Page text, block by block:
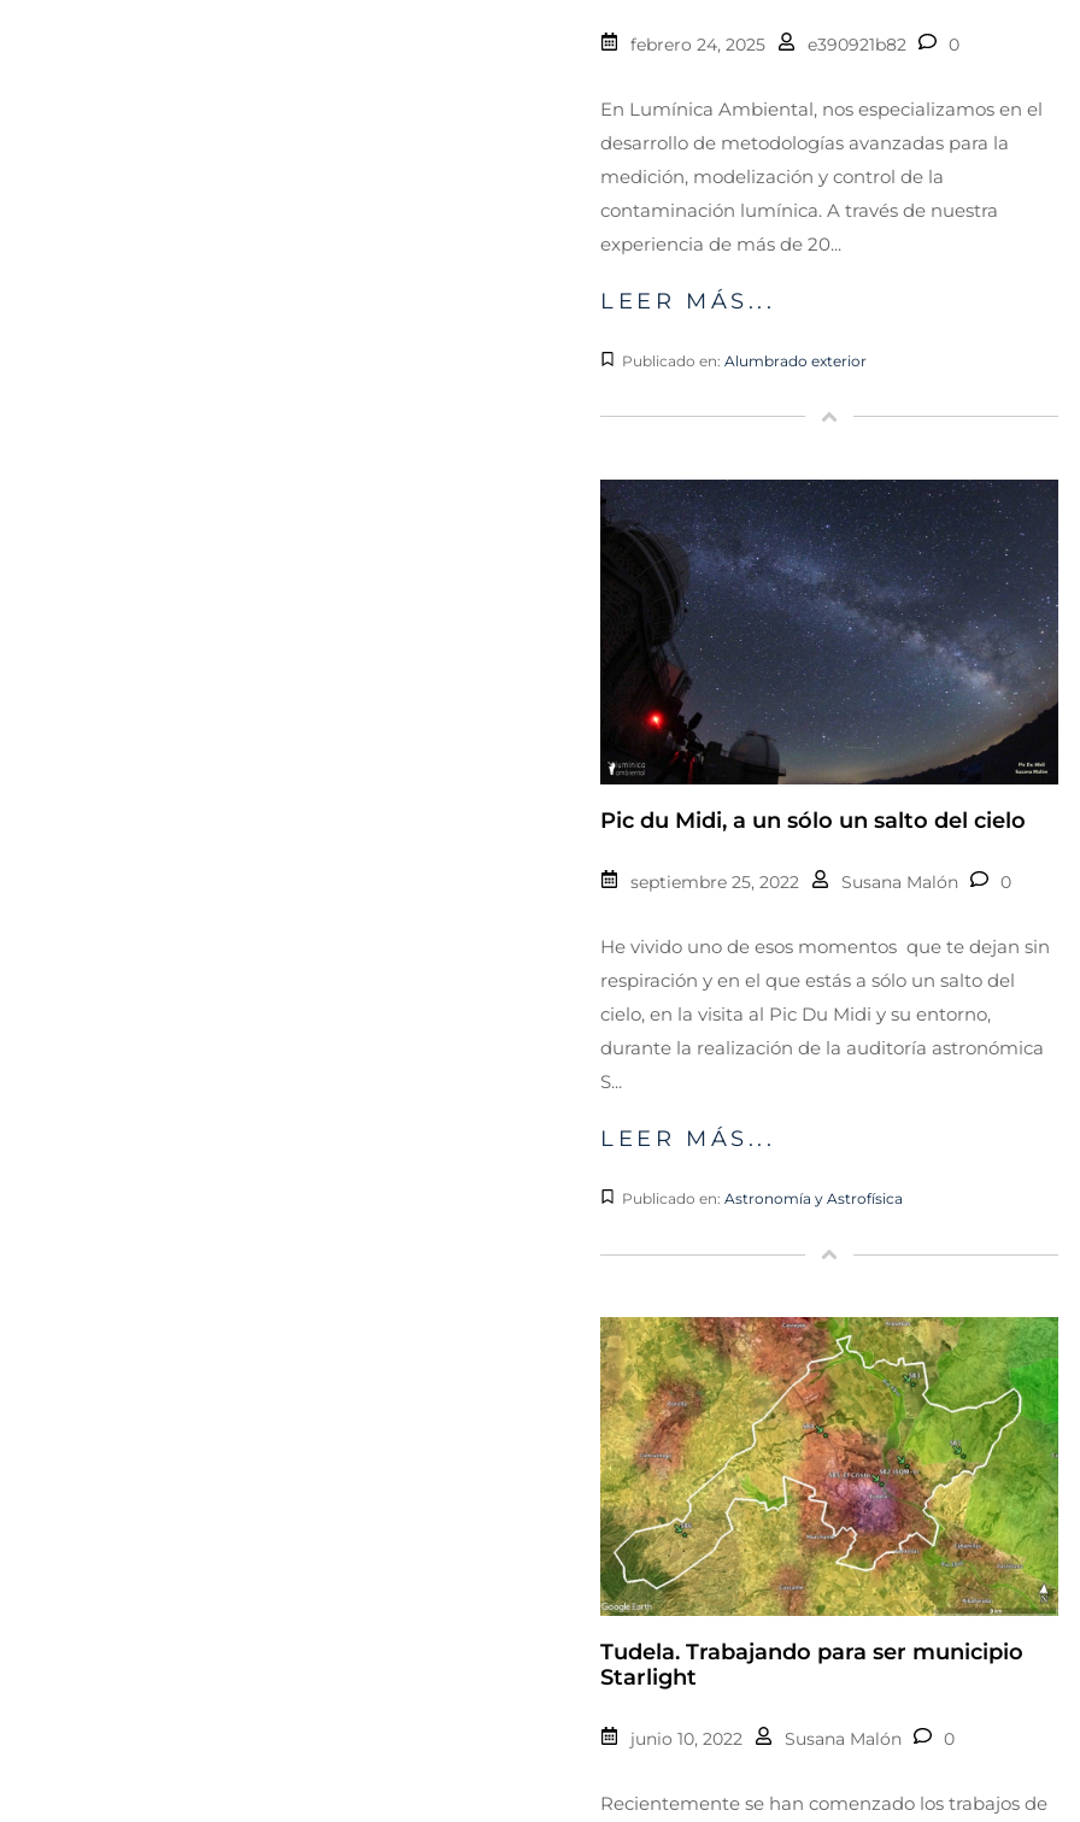
febrero 24, 2025 e390921b82 0
En Lumínica Ambiental, nos especializamos en el
desarrollo de metodologías avanzadas para la
medición, modelización y control de la
contaminación lumínica. A través de nuestra
experiencia de más de 20...
LEER MÁS...
Publicado en: Alumbrado exterior
Pic du Midi, a un sólo un salto del cielo
septiembre 25, 2022 Susana Malón 0
He vivido uno de esos momentos que te dejan sin
respiración y en el que estás a sólo un salto del
cielo, en la visita al Pic Du Midi y su entorno,
durante la realización de la auditoría astronómica
S...
LEER MÁS...
Publicado en: Astronomía y Astrofísica
Tudela. Trabajando para ser municipio
Starlight
junio 10, 2022 Susana Malón 0
Recientemente se han comenzado los trabajos de